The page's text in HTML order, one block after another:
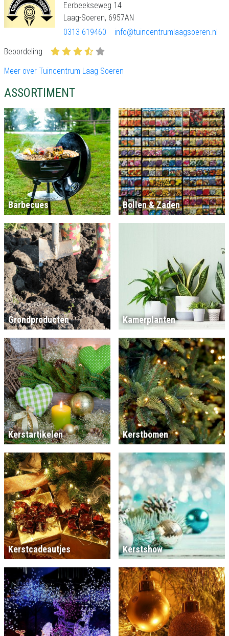
Eerbeekseweg 14
Laag-Soeren, 6957AN
0313 619460
info@tuincentrumlaagsoeren.nl
Beoordeling
Meer over Tuincentrum Laag Soeren
ASSORTIMENT
Barbecues Bollen & Zaden
Grondproducten Kamerplanten
Kerstartikelen Kerstbomen
Kerstcadeautjes Kerstshow